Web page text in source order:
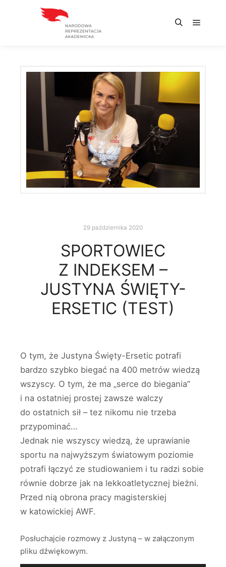
29 października 2020
SPORTOWIEC
Z INDEKSEM –
JUSTYNA ŚWIĘTY-
ERSETIC (TEST)
O tym, że Justyna Święty-Ersetic potrafi
bardzo szybko biegać na 400 metrów wiedzą
wszyscy. O tym, że ma „serce do biegania”
i na ostatniej prostej zawsze walczy
do ostatnich sił – tez nikomu nie trzeba
przypominać…
Jednak nie wszyscy wiedzą, że uprawianie
sportu na najwyższym światowym poziomie
potrafi łączyć ze studiowaniem i tu radzi sobie
równie dobrze jak na lekkoatletycznej bieżni.
Przed nią obrona pracy magisterskiej
w katowickiej AWF.
Posłuchajcie rozmowy z Justyną – w załączonym
pliku dźwiękowym.